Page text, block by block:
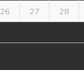
26 27 28